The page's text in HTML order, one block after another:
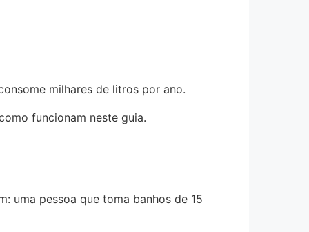
milhares de litros por ano.
funcionam neste guia.
uma pessoa que toma banhos de 15